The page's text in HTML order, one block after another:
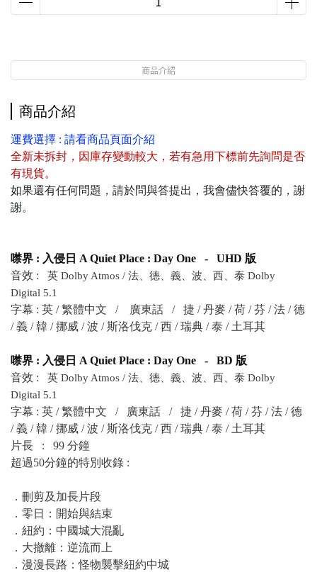
商品介紹
商品介紹
運費選擇 : 請看商品頁面介紹
全新未拆封 ， 因庫存變動較大，若有急用下標前先詢問是否
有現貨。
如果還有任何問題，請於問與答提出，我會儘快答覆的，謝
謝。
噤界 : 入侵日 A Quiet Place : Day One - UHD 版
音效 : 英 Dolby Atmos / 法、德、義、波、西、泰 Dolby
Digital 5.1
字幕 : 英 / 繁體中文 / 廣東話 / 捷 / 丹麥 / 荷 / 芬 / 法 / 德
/ 義 / 韓 / 挪威 / 波 / 斯洛伐克 / 西 / 瑞典 / 泰 / 土耳其
噤界 : 入侵日 A Quiet Place : Day One - BD 版
音效 : 英 Dolby Atmos / 法、德、義、波、西、泰 Dolby
Digital 5.1
字幕 : 英 / 繁體中文 / 廣東話 / 捷 / 丹麥 / 荷 / 芬 / 法 / 德
/ 義 / 韓 / 挪威 / 波 / 斯洛伐克 / 西 / 瑞典 / 泰 / 土耳其
片長 : 99 分鐘
超過50分鐘的特別收錄 :
． 刪剪及加長片段
． 零日：開始與結束
． 紐約：中國城大混亂
． 大撤離：逆流而上
． 漫漫長路：怪物襲擊紐約中城